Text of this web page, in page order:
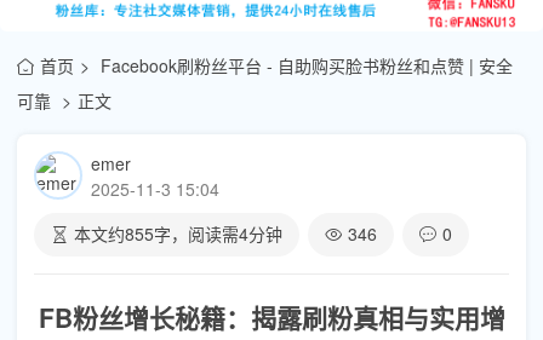
首页
Facebook刷粉丝平台 - 自助购买脸书粉丝和点赞 | 安全
可靠
正文
emer
2025-11-3 15:04
本文约855字，阅读需4分钟 346 0
FB粉丝增长秘籍：揭露刷粉真相与实用增